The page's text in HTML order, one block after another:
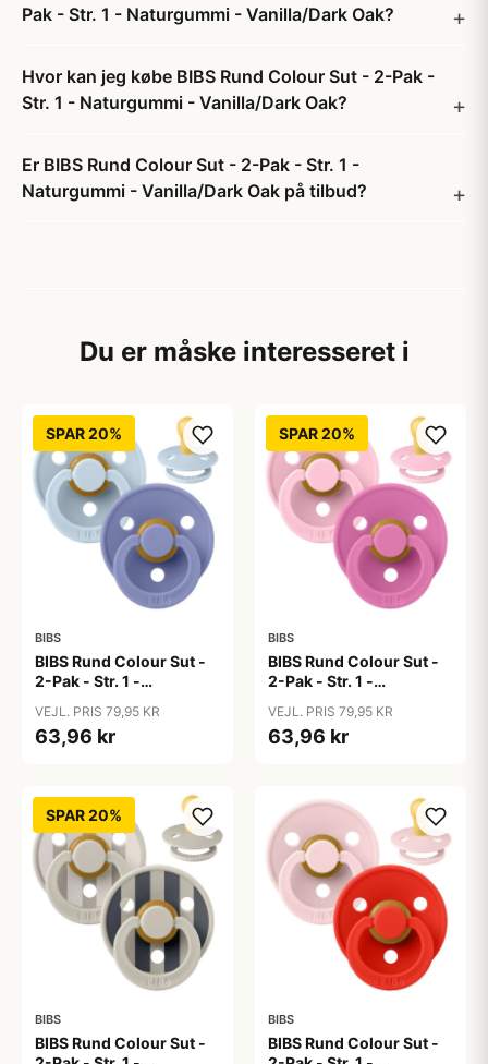
Pak - Str. 1 - Naturgummi - Vanilla/Dark Oak?
Hvor kan jeg købe BIBS Rund Colour Sut - 2-Pak -
Str. 1 - Naturgummi - Vanilla/Dark Oak?
Er BIBS Rund Colour Sut - 2-Pak - Str. 1 -
Naturgummi - Vanilla/Dark Oak på tilbud?
Du er måske interesseret i
SPAR 20%
BIBS
BIBS Rund Colour Sut -
2-Pak - Str. 1 -
Blue/Peri
VEJL. PRIS 79,95 KR
63,96 kr
SPAR 20%
BIBS
BIBS Rund Colour Sut -
2-Pak - Str. 1 -
Pink/Bubblegum
VEJL. PRIS 79,95 KR
63,96 kr
SPAR 20%
BIBS
BIBS Rund Colour Sut -
BIBS
BIBS Rund Colour Sut -